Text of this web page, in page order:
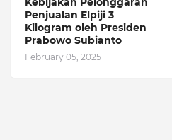
Penjualan Elpiji 3
Kilogram oleh Presiden
Prabowo Subianto
February 05, 2025